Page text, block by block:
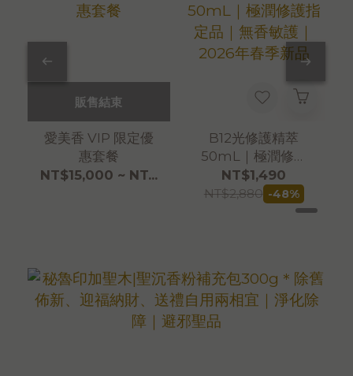
販售結束
愛美香 VIP 限定優
惠套餐
NT$15,000 ~ NT...
B12光修護精萃
50mL｜極潤修護
指定品｜無香敏護
｜2026年春季新品
NT$1,490
NT$2,880 -48%